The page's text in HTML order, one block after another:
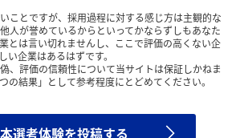
ことですが、採用過程に対する感じ方は主観的な
人が誉めているからといってかならずしもあなた
とは言い切れませんし、ここで評価の高くない企
い企業はあるはずです。
、評価の信頼性について当サイトは保証しかねま
の結果」として参考程度にとどめてください。
本選考体験を投稿する